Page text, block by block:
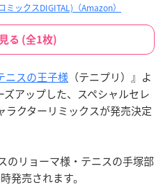
ックスDIGITAL)（Amazon）
る (全1枚)
ニスの王子様 （テニプリ）』よ
アップした、スペシャルセレ
ラクターリミックスが発売決定
のリョーマ様・テニスの手塚部
発売されます。